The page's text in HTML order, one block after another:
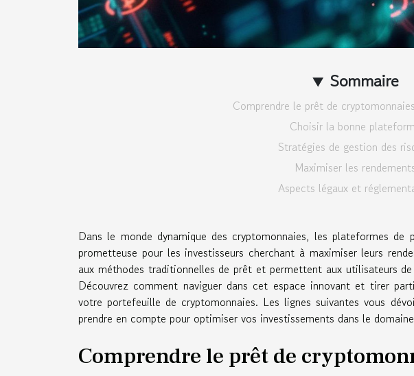
Sommaire
Comprendre le prêt de
Choisir la bonne
Stratégies de gestion des
Maximiser les
Aspects légaux et
Dans le monde dynamique des cryptomonnaies, les plateformes
prometteuse pour les investisseurs cherchant à maximiser leurs
aux méthodes traditionnelles de prêt et permettent aux utilisateurs
Découvrez comment naviguer dans cet espace innovant et tirer
votre portefeuille de cryptomonnaies. Les lignes suivantes vous
prendre en compte pour optimiser vos investissements dans le
Comprendre le prêt de